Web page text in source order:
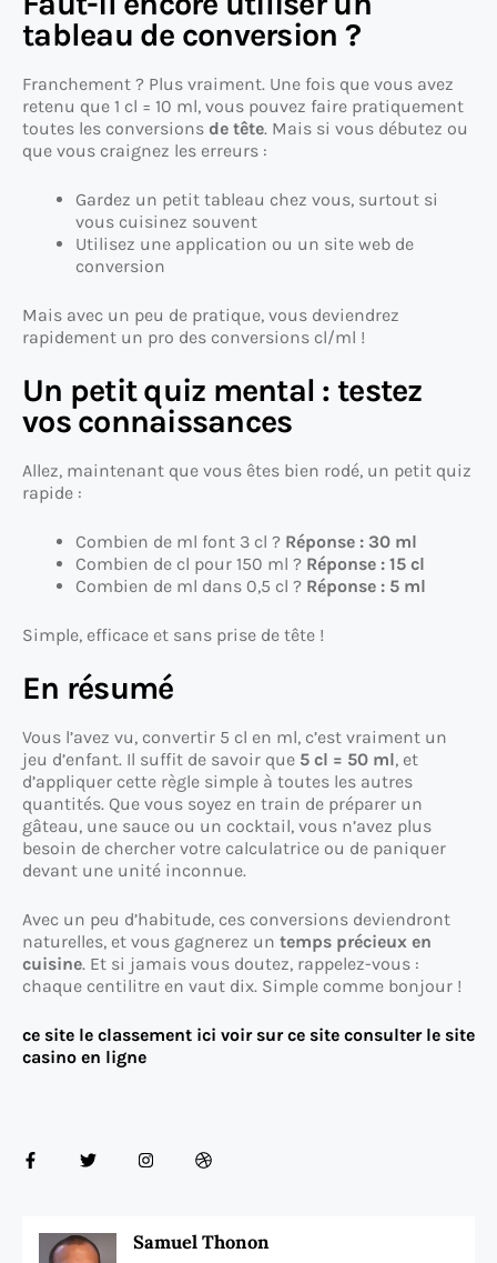
tableau de conversion ?
Franchement ? Plus vraiment. Une fois que vous avez
retenu que 1 cl = 10 ml, vous pouvez faire pratiquement
toutes les conversions de tête. Mais si vous débutez ou
que vous craignez les erreurs :
Gardez un petit tableau chez vous, surtout si
vous cuisinez souvent
Utilisez une application ou un site web de
conversion
Mais avec un peu de pratique, vous deviendrez
rapidement un pro des conversions cl/ml !
Un petit quiz mental : testez
vos connaissances
Allez, maintenant que vous êtes bien rodé, un petit quiz
rapide :
Combien de ml font 3 cl ? Réponse : 30 ml
Combien de cl pour 150 ml ? Réponse : 15 cl
Combien de ml dans 0,5 cl ? Réponse : 5 ml
Simple, efficace et sans prise de tête !
En résumé
Vous l’avez vu, convertir 5 cl en ml, c’est vraiment un
jeu d’enfant. Il suffit de savoir que 5 cl = 50 ml, et
d’appliquer cette règle simple à toutes les autres
quantités. Que vous soyez en train de préparer un
gâteau, une sauce ou un cocktail, vous n’avez plus
besoin de chercher votre calculatrice ou de paniquer
devant une unité inconnue.
Avec un peu d’habitude, ces conversions deviendront
naturelles, et vous gagnerez un temps précieux en
cuisine. Et si jamais vous doutez, rappelez-vous :
chaque centilitre en vaut dix. Simple comme bonjour !
ce site le classement ici voir sur ce site consulter le site
casino en ligne
Samuel Thonon